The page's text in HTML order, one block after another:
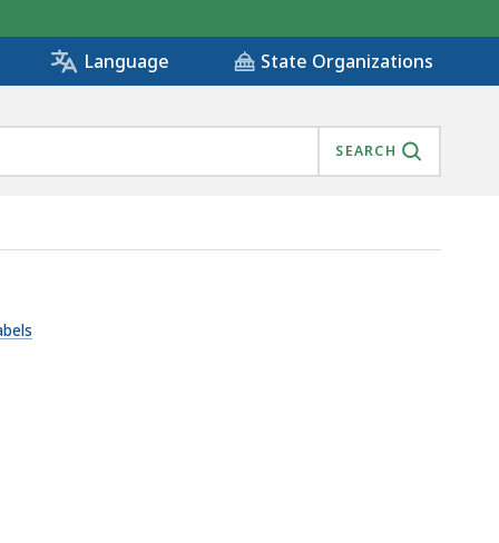
Language State Organizations
SEARCH